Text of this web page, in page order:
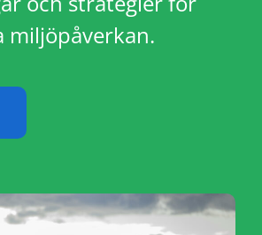
miljöpåverkan.